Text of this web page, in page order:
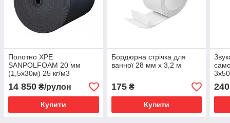
Полотно XPE
SANPOLFOAM 20 мм
(1,5х30м) 25 кг/м3
14 850 ₴/рулон
Купити
Бордюрна стрічка для
ванної 28 мм х 3,2 м
175₴
Купити
240